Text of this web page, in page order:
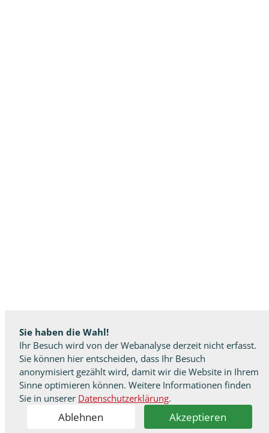
Sie haben die Wahl!
Ihr Besuch wird von der Webanalyse derzeit nicht erfasst.
Sie können hier entscheiden, dass Ihr Besuch
anonymisiert gezählt wird, damit wir die Website in Ihrem
Sinne optimieren können. Weitere Informationen finden
Sie in unserer Datenschutzerklärung.
Ablehnen Akzeptieren